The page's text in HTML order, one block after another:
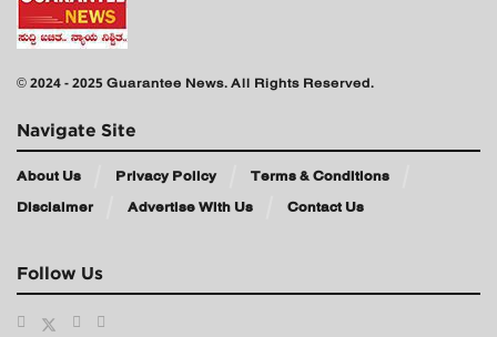
© 2024 - 2025 Guarantee News. All Rights Reserved.
Navigate Site
About Us Privacy Policy
Terms & Conditions
Disclaimer
Advertise With Us Contact Us
Follow Us